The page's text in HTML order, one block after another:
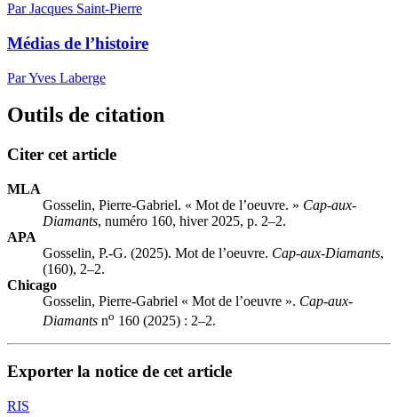
Par Jacques Saint-Pierre
Médias de l’histoire
Par Yves Laberge
Outils de citation
Citer cet article
MLA
Gosselin, Pierre-Gabriel. « Mot de l’oeuvre. » Cap-aux-
Diamants, numéro 160, hiver 2025, p. 2–2.
APA
Gosselin, P.-G. (2025). Mot de l’oeuvre. Cap-aux-Diamants,
(160), 2–2.
Chicago
Gosselin, Pierre-Gabriel « Mot de l’oeuvre ». Cap-aux-
Diamants no 160 (2025) : 2–2.
Exporter la notice de cet article
RIS